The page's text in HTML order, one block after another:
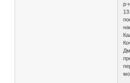
р-